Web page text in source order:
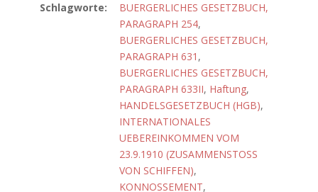
Schlagworte:
BUERGERLICHES GESETZBUCH,
PARAGRAPH 254,
BUERGERLICHES GESETZBUCH,
PARAGRAPH 631 ,
BUERGERLICHES GESETZBUCH,
PARAGRAPH 633II, Haftung,
HANDELSGESETZBUCH (HGB),
INTERNATIONALES
UEBEREINKOMMEN VOM
23.9.1910 (ZUSAMMENSTOSS
VON SCHIFFEN),
KONNOSSEMENT,